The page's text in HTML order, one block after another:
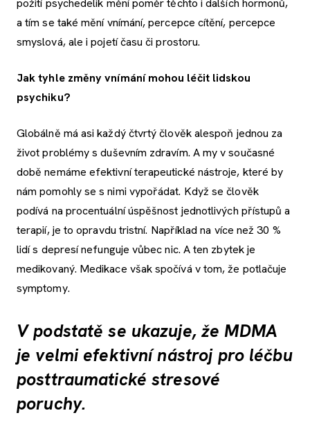
požití psychedelik mění poměr těchto i dalších hormonů,
a tím se také mění vnímání, percepce cítění, percepce
smyslová, ale i pojetí času či prostoru.
Jak tyhle změny vnímání mohou léčit lidskou
psychiku?
Globálně má asi každý čtvrtý člověk alespoň jednou za
život problémy s duševním zdravím. A my v současné
době nemáme efektivní terapeutické nástroje, které by
nám pomohly se s nimi vypořádat. Když se člověk
podívá na procentuální úspěšnost jednotlivých přístupů a
terapií, je to opravdu tristní. Například na více než 30 %
lidí s depresí nefunguje vůbec nic. A ten zbytek je
medikovaný. Medikace však spočívá v tom, že potlačuje
symptomy.
V podstatě se ukazuje, že MDMA
je velmi efektivní nástroj pro léčbu
posttraumatické stresové
poruchy.